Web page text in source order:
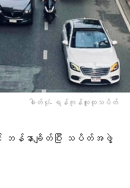
ဓါတ်ပုံ- ရန်ကုန်လူထုသပိတ်
ဘန်နာချိတ်ပြီး သပိတ်အဖွဲ့​